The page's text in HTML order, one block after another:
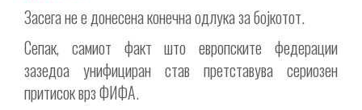
Засега не е донесена конечна одлука за бојкотот.
Сепак, самиот факт што европските федерации
зазедоа унифициран став претставува сериозен
притисок врз ФИФА.